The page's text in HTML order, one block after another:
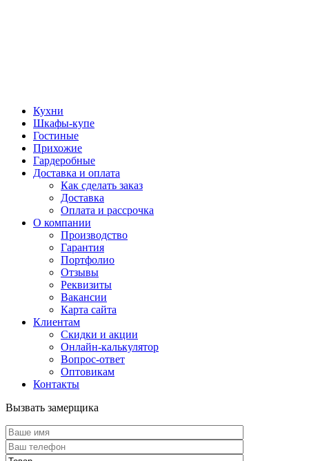
Кухни
Шкафы-купе
Гостиные
Прихожие
Гардеробные
Доставка и оплата
Как сделать заказ
Доставка
Оплата и рассрочка
О компании
Производство
Гарантия
Портфолио
Отзывы
Реквизиты
Вакансии
Карта сайта
Клиентам
Скидки и акции
Онлайн-калькулятор
Вопрос-ответ
Оптовикам
Контакты
Вызвать замерщика